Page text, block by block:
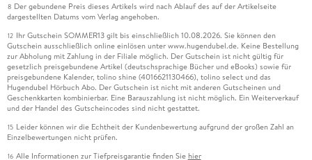
8 Der gebundene Preis dieses Artikels wird nach Ablauf des auf der Artikelseite
dargestellten Datums vom Verlag angehoben.
12 Ihr Gutschein SOMMER13 gilt bis einschließlich 10.08.2026. Sie können den
Gutschein ausschließlich online einlösen unter www.hugendubel.de. Keine Bestellung
zur Abholung mit Zahlung in der Filiale möglich. Der Gutschein ist nicht gültig für
gesetzlich preisgebundene Artikel (deutschsprachige Bücher und eBooks) sowie für
preisgebundene Kalender, tolino shine (4016621130466), tolino select und das
Hugendubel Hörbuch Abo. Der Gutschein ist nicht mit anderen Gutscheinen und
Geschenkkarten kombinierbar. Eine Barauszahlung ist nicht möglich. Ein Weiterverkauf
und der Handel des Gutscheincodes sind nicht gestattet.
15 Leider können wir die Echtheit der Kundenbewertung aufgrund der großen Zahl an
Einzelbewertungen nicht prüfen.
16 Alle Informationen zur Tiefpreisgarantie finden Sie hier